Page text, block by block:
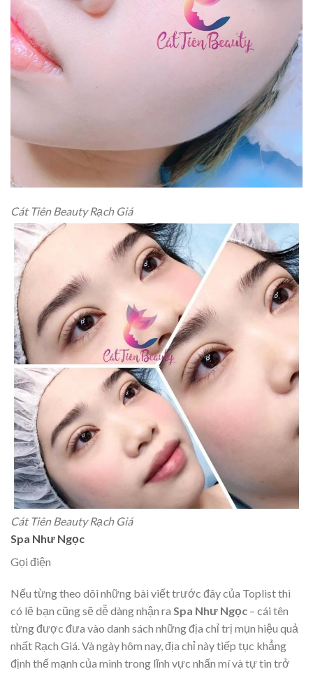
Cát Tiên Beauty Rạch Giá
Cát Tiên Beauty Rạch Giá
Spa Như Ngọc
Gọi điện
Nếu từng theo dõi những bài viết trước đây của Toplist thì
có lẽ bạn cũng sẽ dễ dàng nhận ra Spa Như Ngọc – cái tên
từng được đưa vào danh sách những địa chỉ trị mụn hiệu quả
nhất Rạch Giá. Và ngày hôm nay, địa chỉ này tiếp tục khẳng
định thế mạnh của mình trong lĩnh vực nhấn mí và tự tin trở